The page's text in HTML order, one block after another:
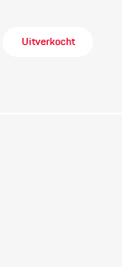
Uitverkocht